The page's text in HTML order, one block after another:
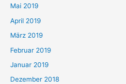
Mai 2019
April 2019
März 2019
Februar 2019
Januar 2019
Dezember 2018